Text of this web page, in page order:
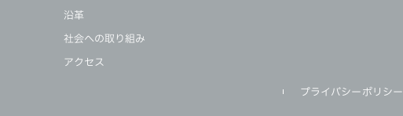
沿革
社会への取り組み
アクセス
プライバシーポリシー